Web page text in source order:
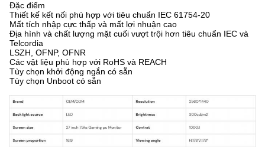
Đặc điểm
Thiết kế kết nối phù hợp với tiêu chuẩn IEC 61754-20
Mất tích nhập cực thấp và mất lợi nhuận cao
Địa hình và chất lượng mặt cuối vượt trội hơn tiêu chuẩn IEC và
Telcordia
LSZH, OFNP, OFNR
Các vật liệu phù hợp với RoHS và REACH
Tùy chọn khởi động ngắn có sẵn
Tùy chọn Unboot có sẵn